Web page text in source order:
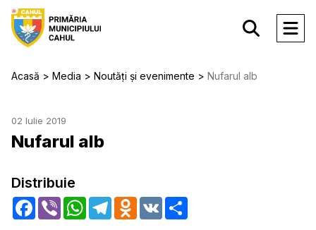
Acasă Media Noutăți și evenimente Nufarul alb
02 Iulie 2019
Nufarul alb
Distribuie
Facebook
Viber WhatsApp
TelegramOdnoklassniki
VK